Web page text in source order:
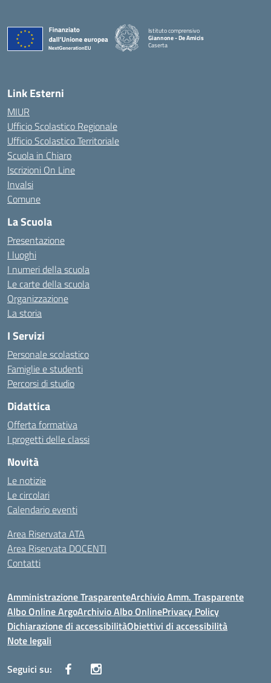
Istituto comprensivo
Giannone - De Amicis
Caserta
Link Esterni
MIUR
Ufficio Scolastico Regionale
Ufficio Scolastico Territoriale
Scuola in Chiaro
Iscrizioni On Line
Invalsi
Comune
La Scuola
Presentazione
I luoghi
I numeri della scuola
Le carte della scuola
Organizzazione
La storia
I Servizi
Personale scolastico
Famiglie e studenti
Percorsi di studio
Didattica
Offerta formativa
I progetti delle classi
Novità
Le notizie
Le circolari
Calendario eventi
Area Riservata ATA
Area Riservata DOCENTI
Contatti
Amministrazione TrasparenteArchivio Amm. Trasparente
Albo Online ArgoArchivio Albo OnlinePrivacy Policy
Dichiarazione di accessibilitàObiettivi di accessibilità
Note legali
Seguici su: